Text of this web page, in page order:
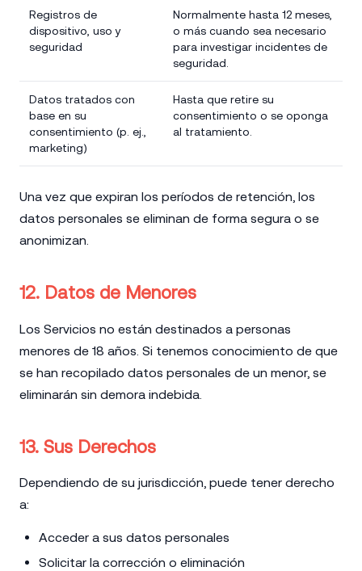
Registros de
dispositivo, uso y
seguridad
Normalmente hasta 12 meses,
o más cuando sea necesario
para investigar incidentes de
seguridad.
Datos tratados con
base en su
consentimiento (p. ej.,
marketing)
Hasta que retire su
consentimiento o se oponga
al tratamiento.
Una vez que expiran los períodos de retención, los
datos personales se eliminan de forma segura o se
anonimizan.
12. Datos de Menores
Los Servicios no están destinados a personas
menores de 18 años. Si tenemos conocimiento de que
se han recopilado datos personales de un menor, se
eliminarán sin demora indebida.
13. Sus Derechos
Dependiendo de su jurisdicción, puede tener derecho
a:
Acceder a sus datos personales
Solicitar la corrección o eliminación